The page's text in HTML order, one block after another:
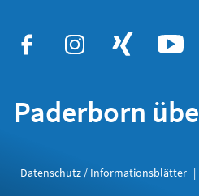
Paderborn
Datenschutz / Informationsblätter